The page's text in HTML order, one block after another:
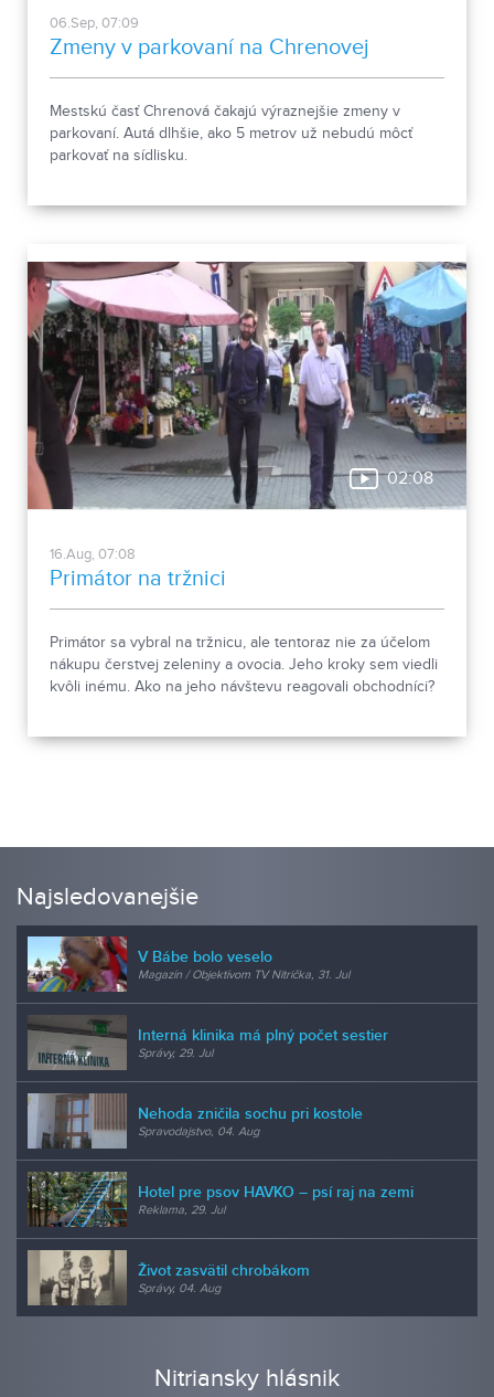
06.Sep, 07:09
Zmeny v parkovaní na Chrenovej
Mestskú časť Chrenová čakajú výraznejšie zmeny v
parkovaní. Autá dlhšie, ako 5 metrov už nebudú môcť
parkovať na sídlisku.
02:08
16.Aug, 07:08
Primátor na tržnici
Primátor sa vybral na tržnicu, ale tentoraz nie za účelom
nákupu čerstvej zeleniny a ovocia. Jeho kroky sem viedli
kvôli inému. Ako na jeho návštevu reagovali obchodníci?
Najsledovanejšie
V Bábe bolo veselo
Magazín / Objektívom TV Nitrička, 31. Jul
Interná klinika má plný počet sestier
Správy, 29. Jul
Nehoda zničila sochu pri kostole
Spravodajstvo, 04. Aug
Hotel pre psov HAVKO – psí raj na zemi
Reklama, 29. Jul
Život zasvätil chrobákom
Správy, 04. Aug
Nitriansky hlásnik